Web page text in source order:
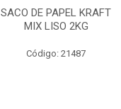
SACO DE PAPEL KRAFT
MIX LISO 2KG
Código: 21487